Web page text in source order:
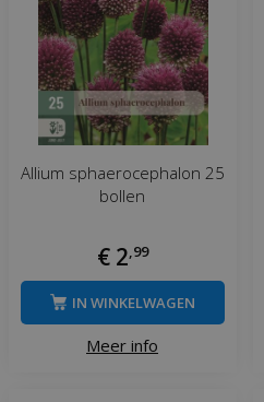
Allium sphaerocephalon 25
bollen
€ 2 99
Meer info
IN WINKELWAGEN